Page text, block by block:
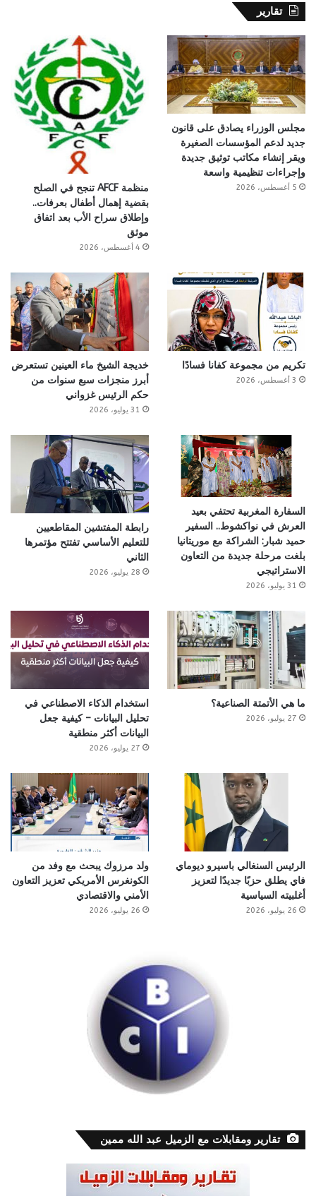
تقارير
مجلس الوزراء يصادق على قانون
جديد لدعم المؤسسات الصغيرة
ويقر إنشاء مكاتب توثيق جديدة
وإجراءات تنظيمية واسعة
5 أغسطس، 2026
منظمة AFCF تنجح في الصلح
بقضية إهمال أطفال بعرفات..
وإطلاق سراح الأب بعد اتفاق
موثق
4 أغسطس، 2026
تكريم من مجموعة كفانا فسادًا
3 أغسطس، 2026
خديجة الشيخ ماء العينين تستعرض
أبرز منجزات سبع سنوات من
حكم الرئيس غزواني
31 يوليو، 2026
السفارة المغربية تحتفي بعيد
العرش في نواكشوط.. السفير
حميد شبار: الشراكة مع موريتانيا
بلغت مرحلة جديدة من التعاون
الاستراتيجي
31 يوليو، 2026
رابطة المفتشين المقاطعيين
للتعليم الأساسي تفتتح مؤتمرها
الثاني
28 يوليو، 2026
ما هي الأتمتة الصناعية؟
27 يوليو، 2026
استخدام الذكاء الاصطناعي في
تحليل البيانات – كيفية جعل
البيانات أكثر منطقية
27 يوليو، 2026
الرئيس السنغالي باسيرو ديوماي
فاي يطلق حزبًا جديدًا لتعزيز
أغلبيته السياسية
26 يوليو، 2026
ولد مرزوك يبحث مع وفد من
الكونغرس الأمريكي تعزيز التعاون
الأمني والاقتصادي
26 يوليو، 2026
تقارير ومقابلات مع الزميل عبد الله ممين